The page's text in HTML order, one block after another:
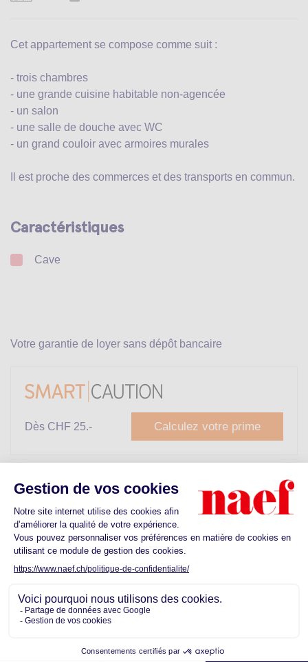
Cet appartement se compose comme suit :
- trois chambres
- une grande cuisine habitable non-agencée
- un salon
- une salle de douche avec WC
- un grand couloir avec armoires murales
Il est proche des commerces et des transports en commun.
Caractéristiques
Cave
Votre garantie de loyer sans dépôt bancaire
Dès CHF 25.- Calculez votre prime
Découvrez les commodités proches de
votre futur quartier
Ecoles